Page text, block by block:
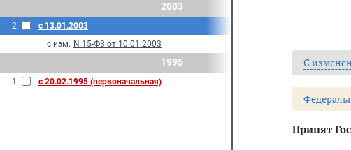
2003
2
с 13.01.2003
с изм. N 15-Ф3 от 10.01.2003
1995
1 с 20.02.1995 (первоначальная)
С
Принят